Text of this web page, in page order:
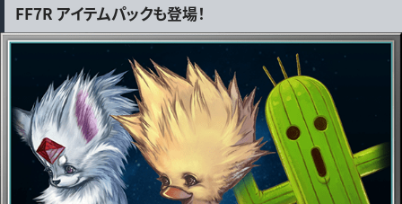
FF7R アイテムパックも登場！